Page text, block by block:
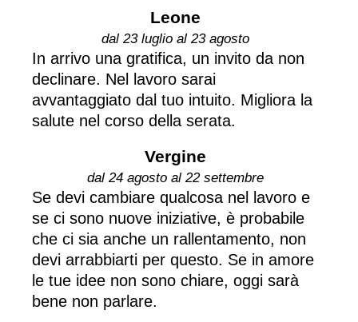
Leone
dal 23 luglio al 23 agosto
In arrivo una gratifica, un invito da non
declinare. Nel lavoro sarai
avvantaggiato dal tuo intuito. Migliora la
salute nel corso della serata.
Vergine
dal 24 agosto al 22 settembre
Se devi cambiare qualcosa nel lavoro e
se ci sono nuove iniziative, è probabile
che ci sia anche un rallentamento, non
devi arrabbiarti per questo. Se in amore
le tue idee non sono chiare, oggi sarà
bene non parlare.